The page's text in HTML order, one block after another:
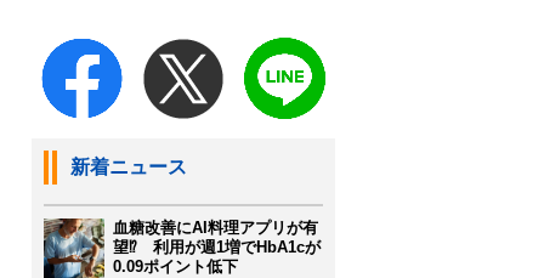
新着ニュース
血糖改善にAI料理アプリが有
望⁉ 利用が週1増でHbA1cが
0.09ポイント低下